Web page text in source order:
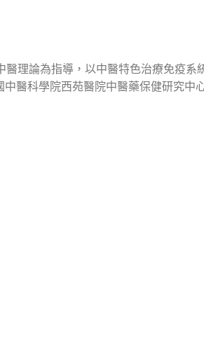
理論為指導，以中醫特色治療免疫系
醫科學院西苑醫院中醫藥保健研究中